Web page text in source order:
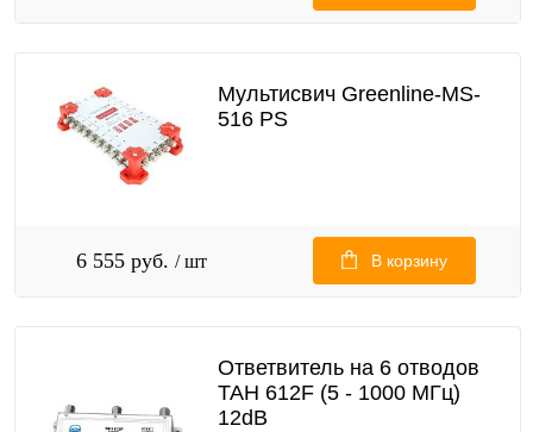
Мультисвич Greenline-MS-
516 PS
6 555 руб. / шт В корзину
Ответвитель на 6 отводов
TAH 612F (5 - 1000 МГц)
12dB